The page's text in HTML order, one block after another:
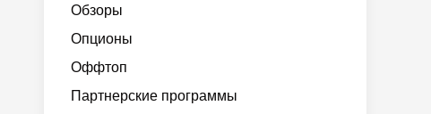
Обзоры
Опционы
Оффтоп
Партнерские программы